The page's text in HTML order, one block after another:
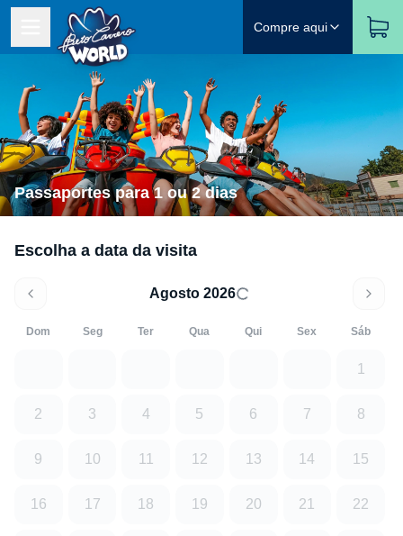
Compre aqui
Passaportes para 1 ou 2 dias
Escolha a data da visita
Agosto 2026
Dom Seg Ter Qua Qui Sex Sáb
1
2 3 4 5 6 7 8
9 10 11 12 13 14 15
16 17 18 19 20 21 22